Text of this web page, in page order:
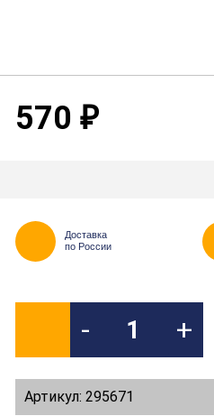
570 ₽
Доставка
по России
- +
Артикул: 295671